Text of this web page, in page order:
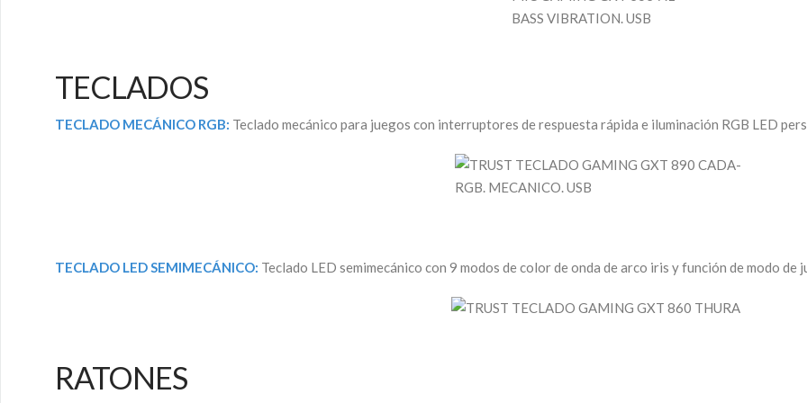
TECLADOS
TECLADO MECÁNICO RGB: Teclado mecánico para juegos con interruptores de respuesta rápida e iluminación RGB LED
TECLADO LED SEMIMECÁNICO: Teclado LED semimecánico con 9 modos de color de onda de arco iris y función de modo de
RATONES